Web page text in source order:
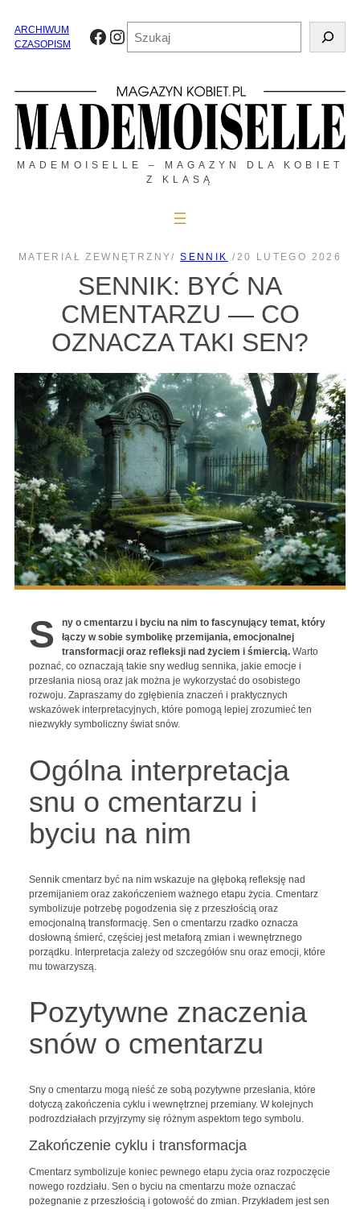
treściARCHIWUM
CZASOPISM
Facebook
Instagram
MADEMOISELLE – MAGAZYN DLA KOBIET
Z KLASĄ
MATERIAŁ ZEWNĘTRZNY/SENNIK / 20 LUTEGO 2026
SENNIK: BYĆ NA
CMENTARZU — CO
OZNACZA TAKI SEN?
S
ny o cmentarzu i byciu na nim to fascynujący temat, który
łączy w sobie symbolikę przemijania, emocjonalnej
transformacji oraz refleksji nad życiem i śmiercią. Warto
poznać, co oznaczają takie sny według sennika, jakie emocje i
przesłania niosą oraz jak można je wykorzystać do osobistego
rozwoju. Zapraszamy do zgłębienia znaczeń i praktycznych
wskazówek interpretacyjnych, które pomogą lepiej zrozumieć ten
niezwykły symboliczny świat snów.
Ogólna interpretacja
snu o cmentarzu i
byciu na nim
Sennik cmentarz być na nim wskazuje na głęboką refleksję nad
przemijaniem oraz zakończeniem ważnego etapu życia. Cmentarz
symbolizuje potrzebę pogodzenia się z przeszłością oraz
emocjonalną transformację. Sen o cmentarzu rzadko oznacza
dosłowną śmierć, częściej jest metaforą zmian i wewnętrznego
porządku. Interpretacja zależy od szczegółów snu oraz emocji, które
mu towarzyszą.
Pozytywne znaczenia
snów o cmentarzu
Sny o cmentarzu mogą nieść ze sobą pozytywne przesłania, które
dotyczą zakończenia cyklu i wewnętrznej przemiany. W kolejnych
podrozdziałach przyjrzymy się różnym aspektom tego symbolu.
Zakończenie cyklu i transformacja
Cmentarz symbolizuje koniec pewnego etapu życia oraz rozpoczęcie
nowego rozdziału. Sen o byciu na cmentarzu może oznaczać
pożegnanie z przeszłością i gotowość do zmian. Przykładem jest sen